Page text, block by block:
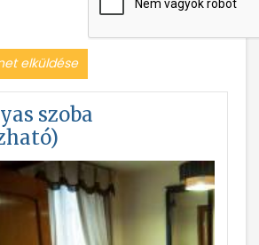
elküldése
szoba